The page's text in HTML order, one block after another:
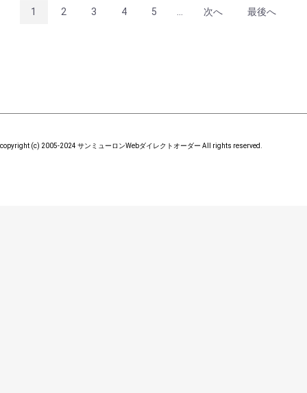
1 2 3 4 5 次へ 最後へ
copyright (c) 2005-2024 サンミューロンWebダイレクトオーダー All rights reserved.